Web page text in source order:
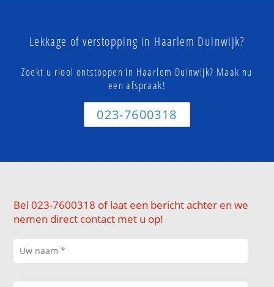
Lekkage of verstopping in Haarlem Duinwijk?
Zoekt u riool ontstoppen in Haarlem Duinwijk? Maak nu
een afspraak!
023-7600318
Bel 023-7600318 of laat een bericht achter en we
nemen direct contact met u op!